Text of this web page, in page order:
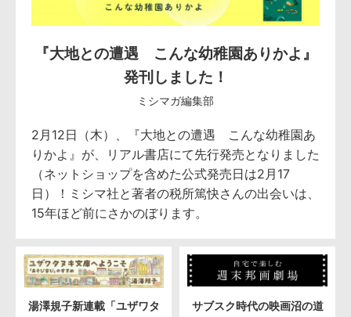
『大地との遭遇 こんな幼稚園ありかよ』
発刊しました！
ミシマガ編集部
2月12日（木）、『大地との遭遇 こんな幼稚園あ
りかよ』が、リアル書店にて先行発売となりました
（ネットショップを含めた公式発売日は2月17
日）！ミシマ社と著者の税所篤快さんの出会いは、
15年ほど前にさかのぼります。
湯澤規子新連載「ユザワタ
サブスク時代の映画沼の道